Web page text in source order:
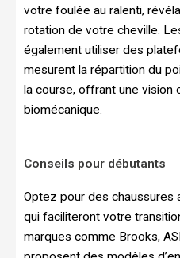
votre foulée au ralenti,
rotation de votre cheville.
également utiliser des
mesurent la répartition du
la course, offrant une vision
biomécanique.
Conseils pour débutants
Optez pour des chaussures
qui faciliteront votre
marques comme Brooks,